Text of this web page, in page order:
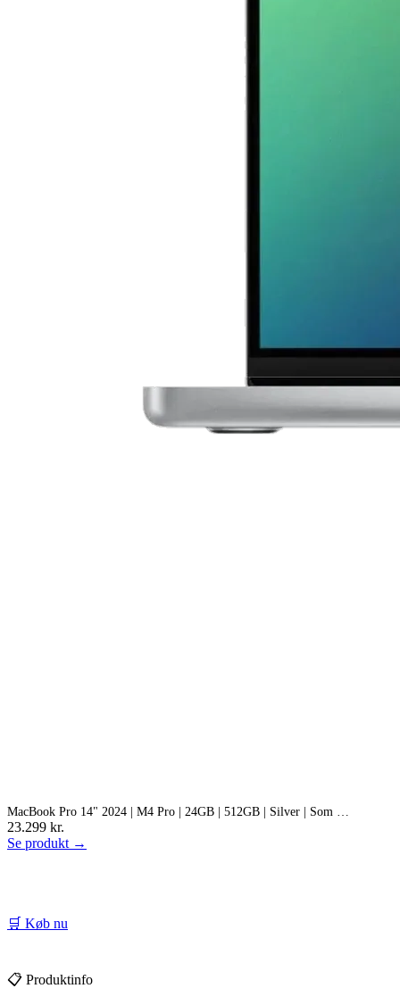
MacBook Pro 14" 2024 | M4 Pro | 24GB | 512GB | Silver | Som …
23.299 kr.
Se produkt →
🛒 Køb nu
📋 Produktinfo